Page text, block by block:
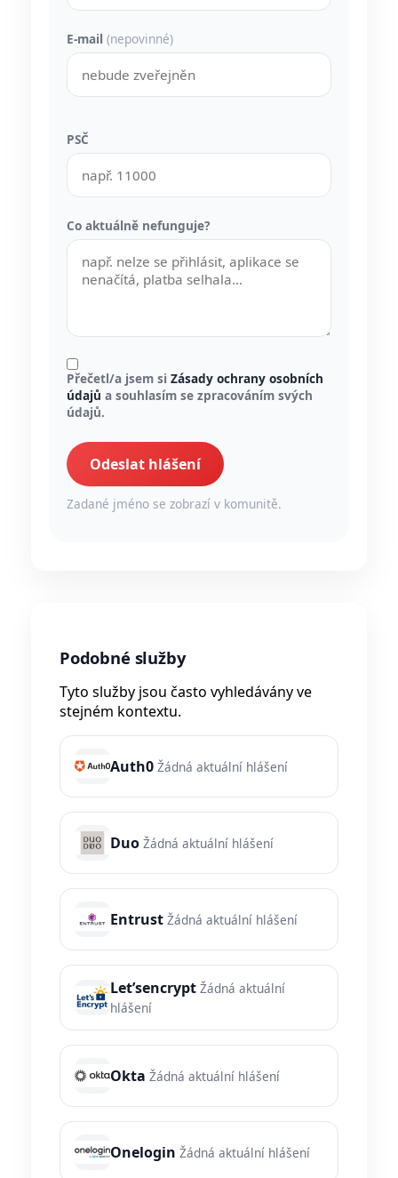
E-mail (nepovinné)
PSČ
Co aktuálně nefunguje?
Přečetl/a jsem si Zásady ochrany osobních
údajů a souhlasím se zpracováním svých
údajů.
Odeslat hlášení
Zadané jméno se zobrazí v komunitě.
Podobné služby
Tyto služby jsou často vyhledávány ve
stejném kontextu.
Auth0 Žádná aktuální hlášení
Duo Žádná aktuální hlášení
Entrust Žádná aktuální hlášení
Let’sencrypt Žádná aktuální
hlášení
Okta Žádná aktuální hlášení
Onelogin Žádná aktuální hlášení